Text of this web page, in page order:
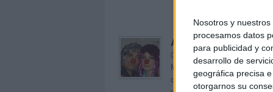
Nosotros y nuestros
procesamos datos
para publicidad y
desarrollo de
geográfica precisa
otorgarnos su
Acerca de
Orientación Andújar no es
Maribel, que además de ser
dentro del blog y en el cual,